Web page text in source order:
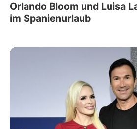
Orlando Bloom und Luisa
im Spanienurlaub